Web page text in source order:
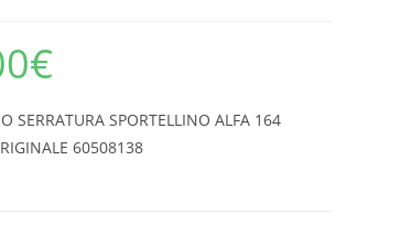
€
SERRATURA SPORTELLINO ALFA 164
60508138